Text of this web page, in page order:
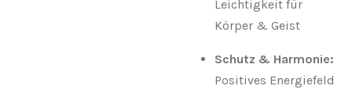
Leichtigkeit für
Körper & Geist
Schutz & Harmonie:
Positives Energiefeld